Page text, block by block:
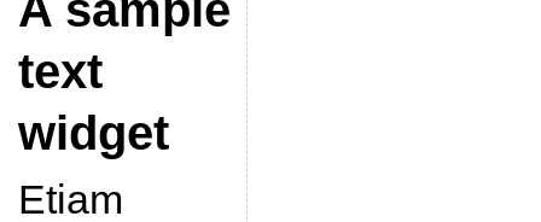
text
widget
Etiam